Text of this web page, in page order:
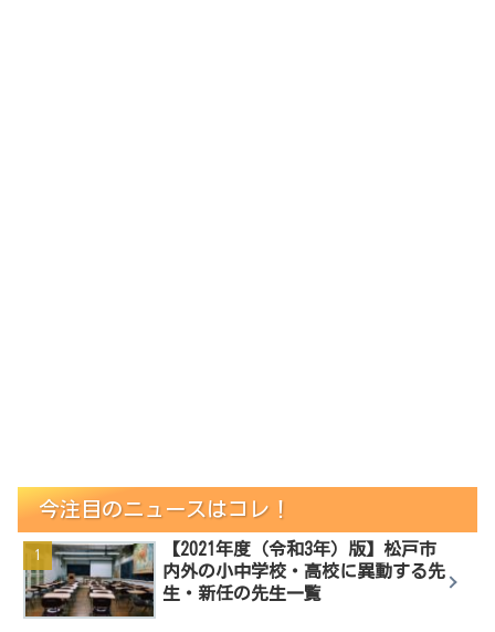
今注目のニュースはコレ！
【2021年度（令和3年）版】松戸市
内外の小中学校・高校に異動する先
生・新任の先生一覧